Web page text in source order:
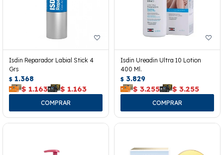
Isdin Reparador Labial Stick 4
Grs
$ 1.368
$ 1.163 $ 1.163
Isdin Ureadin Ultra 10 Lotion
400 Ml.
$ 3.829
$ 3.255 $ 3.255